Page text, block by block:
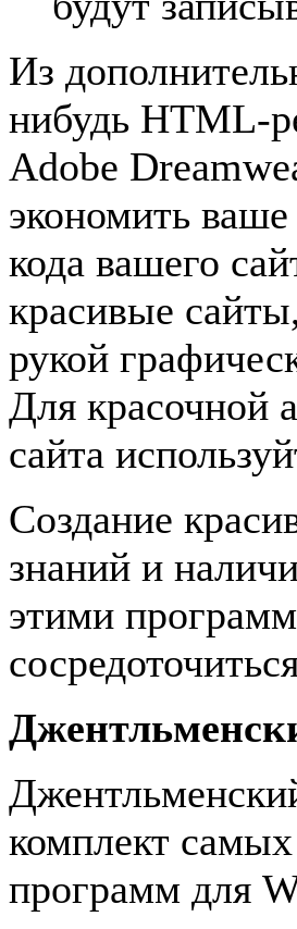
Из
нибудь HTML-
Adobe
экономить
кода вашего
красивые
рукой
Для красочной
сайта
Создание
знаний и
этими
комплект
программ для